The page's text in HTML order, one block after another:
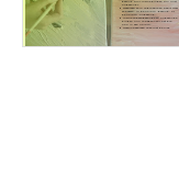
gezond zijn? Welke dingen zijn juist
ongezond?
Bespreek ze in je groepje en beslis waar
ze passen: in de kolom 'gezond' of
de kolom 'ongezond'.
Welke andere gezonde en ongezonde
dingen kun je bedenken? Zet die
ook in een kolom.
Daarna bespreek je ze met de klas.